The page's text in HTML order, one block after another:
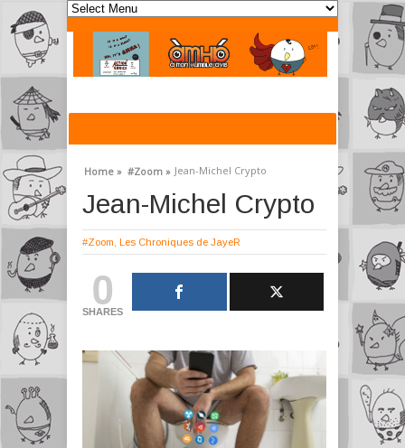
Home » #Zoom » Jean-Michel Crypto
Jean-Michel Crypto
#Zoom Les Chroniques de JayeR
0
SHARES